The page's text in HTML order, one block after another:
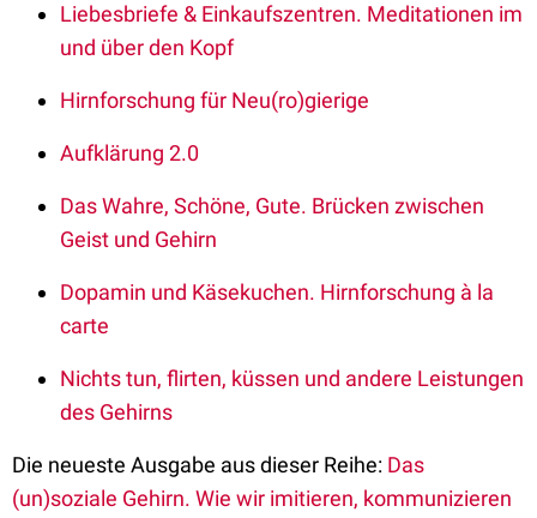
Liebesbriefe & Einkaufszentren. Meditationen im
und über den Kopf
Hirnforschung für Neu(ro)gierige
Aufklärung 2.0
Das Wahre, Schöne, Gute. Brücken zwischen
Geist und Gehirn
Dopamin und Käsekuchen. Hirnforschung à la
carte
Nichts tun, flirten, küssen und andere Leistungen
des Gehirns
Die neueste Ausgabe aus dieser Reihe: Das
(un)soziale Gehirn. Wie wir imitieren, kommunizieren